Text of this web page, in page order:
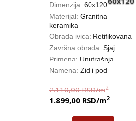
Dimenzija: 60x120
Materijal: Granitna
keramika
Obrada ivica: Retifikovana
Završna obrada: Sjaj
Primena: Unutrašnja
Namena: Zid i pod
2.110,00RSD/m2
1.899,00 RSD/m2